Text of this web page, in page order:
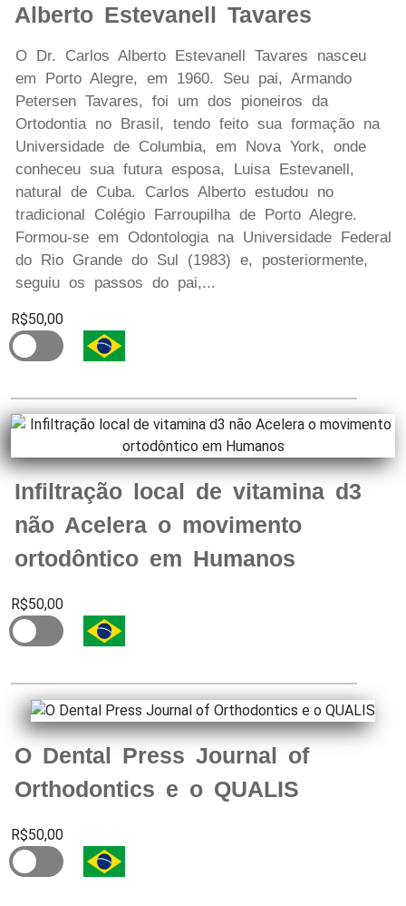
Alberto Estevanell Tavares
O Dr. Carlos Alberto Estevanell Tavares nasceu
em Porto Alegre, em 1960. Seu pai, Armando
Petersen Tavares, foi um dos pioneiros da
Ortodontia no Brasil, tendo feito sua formação na
Universidade de Columbia, em Nova York, onde
conheceu sua futura esposa, Luisa Estevanell,
natural de Cuba. Carlos Alberto estudou no
tradicional Colégio Farroupilha de Porto Alegre.
Formou-se em Odontologia na Universidade Federal
do Rio Grande do Sul (1983) e, posteriormente,
seguiu os passos do pai,...
R$50,00
Infiltração local de vitamina d3
não Acelera o movimento
ortodôntico em Humanos
R$50,00
O Dental Press Journal of
Orthodontics e o QUALIS
R$50,00